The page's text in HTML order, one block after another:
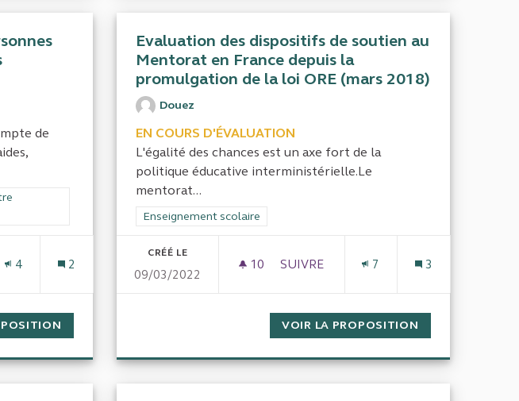
de
sociale, intégration et lutte contre l’exclusion
LE NOMBRE DE PERSONNES QUI VIT SANS AUCUNE RESSOURCES
4 2
UN AUDIT SUR LE NOMBRE DE PERSONNES QUI VIT SANS AUCUNE
Evaluation des dispositifs de soutien au
Mentorat en France depuis la
promulgation de la loi ORE (mars 2018)
Douez
EN COURS D'ÉVALUATION
L'égalité des chances est un axe fort de la
politique éducative interministérielle.Le
mentorat...
Filtrer les résultats de la catégorie : Enseignement scolaire
Enseignement scolaire
CRÉÉ LE
09/03/2022
10 10 ABONNÉS
SUIVRE
7 3
VOIR LA PROPOSITION